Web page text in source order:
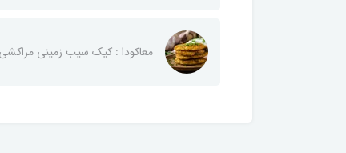
معاکودا : کیک سیب زمینی مراکشی